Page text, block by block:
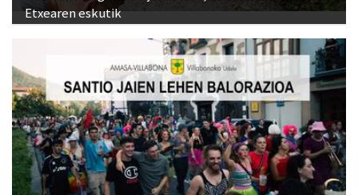
Etxearen eskutik